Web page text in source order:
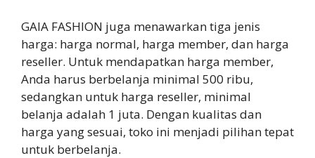
GAIA FASHION juga menawarkan tiga jenis
harga: harga normal, harga member, dan harga
reseller. Untuk mendapatkan harga member,
Anda harus berbelanja minimal 500 ribu,
sedangkan untuk harga reseller, minimal
belanja adalah 1 juta. Dengan kualitas dan
harga yang sesuai, toko ini menjadi pilihan tepat
untuk berbelanja.